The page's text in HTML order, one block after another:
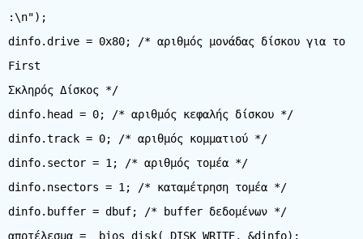
:\n");
dinfo.drive = 0x80; /* αριθμός μονάδας δίσκου για το
First
Σκληρός Δίσκος */
dinfo.head = 0; /* αριθμός κεφαλής δίσκου */
dinfo.track = 0; /* αριθμός κομματιού */
dinfo.sector = 1; /* αριθμός τομέα */
dinfo.nsectors = 1; /* καταμέτρηση τομέα */
dinfo.buffer = dbuf; /* buffer δεδομένων */
αποτέλεσμα = _bios_disk(_DISK_WRITE, &dinfo);